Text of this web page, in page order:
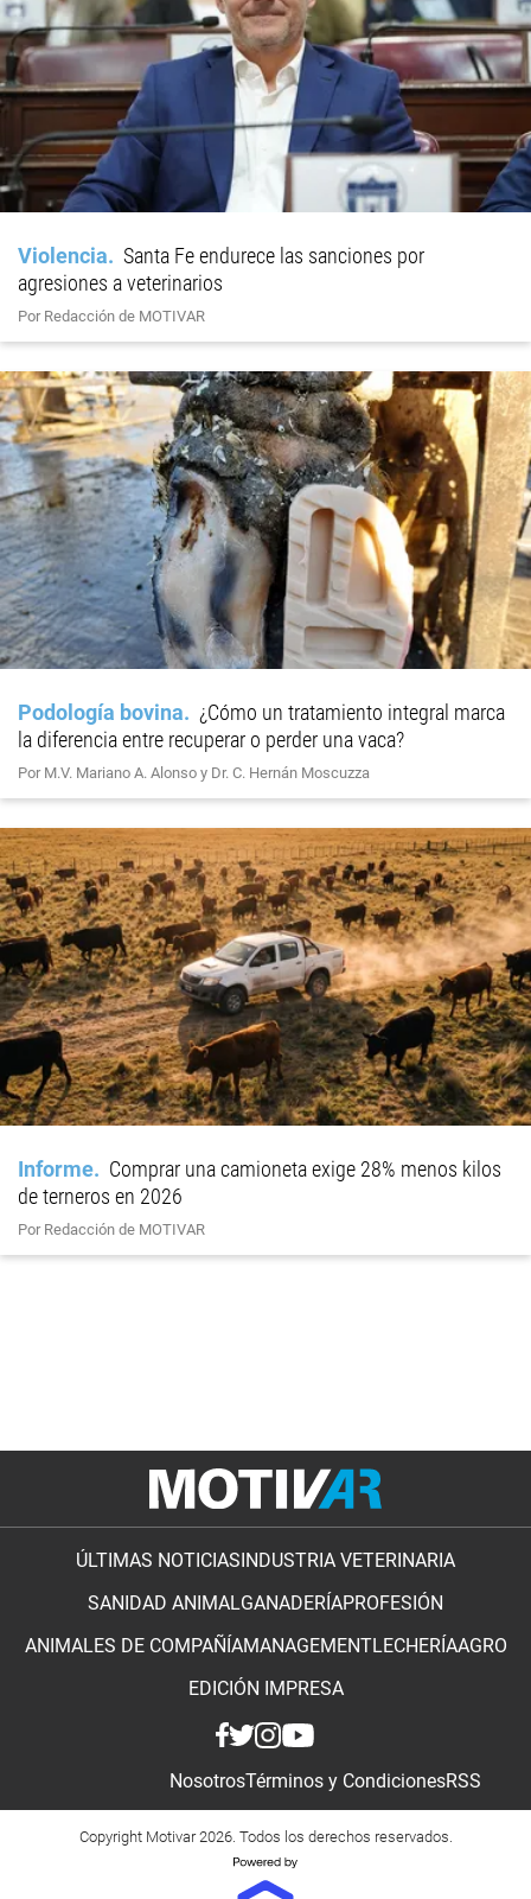
Violencia
Santa Fe endurece las sanciones por
agresiones a veterinarios
Por Redacción de MOTIVAR
Podología bovina
¿Cómo un tratamiento integral marca
la diferencia entre recuperar o perder una vaca?
Por M.V. Mariano A. Alonso y Dr. C. Hernán Moscuzza
Informe
Comprar una camioneta exige 28% menos kilos
de terneros en 2026
Por Redacción de MOTIVAR
ÚLTIMAS NOTICIASINDUSTRIA VETERINARIA
SANIDAD ANIMALGANADERÍAPROFESIÓN
ANIMALES DE COMPAÑÍAMANAGEMENTLECHERÍAAGRO
EDICIÓN IMPRESA
NosotrosTérminos y CondicionesRSS
Copyright Motivar 2026. Todos los derechos reservados.